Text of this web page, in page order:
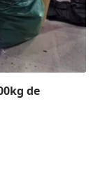
de